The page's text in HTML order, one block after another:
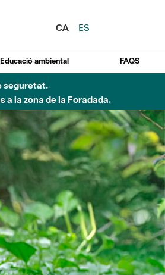
CA
ES
Educació ambiental FAQS
seguretat.
la zona de la Foradada.